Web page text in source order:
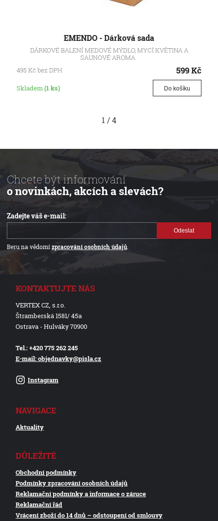
EMENDO - Dárková sada
DÁRKOVÉ BALENÍ MEDOVÉ MÝDLO, MYCÍ KVĚTINA A
SAUNOVÉ AROMA
495 Kč bez DPH 599Kč
Skladem(1 ks) Do košíku
1 /4
Chcete být informování
o novinkách, akcích a slevách?
Zadejte váš e-mail:
Odeslat
Beru na vědomízpracování osobních údajů.
KONTAKTUJTE NÁS
VERTEX CZ, s.r.o.
Štramberská 1581/ 45a
Ostrava - Hulváky 70900
Tel.: +420 775 262 245
E-mail: objednavky@pisla.cz
Instagram
NAVIGACE
Aktuality
DŮLEŽITÉ
Obchodní podmínky
Podmínky zpracování osobních údajů
Reklamační podmínky a informace o záruce
Reklamační řád
Vrácení zboží do 14 dnů – odstoupení od smlouvy